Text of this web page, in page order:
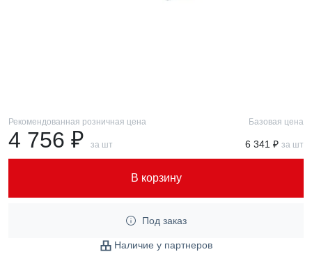
Рекомендованная розничная цена
4 756 ₽ за шт
Базовая цена
6 341 ₽ за шт
В корзину
Под заказ
Наличие у партнеров